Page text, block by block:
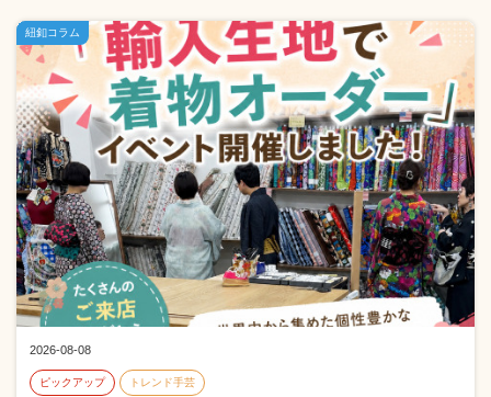
2026-08-08
ピックアップ トレンド手芸
紐釦コラム